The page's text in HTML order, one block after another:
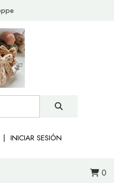
INICIAR SESIÓN
0